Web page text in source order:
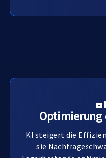
KI steigert die
sie